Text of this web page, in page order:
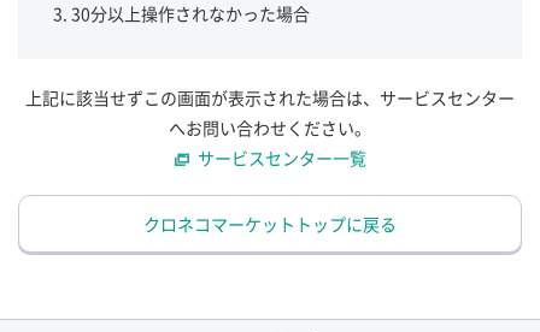
30分以上操作されなかった場合
上記に該当せずこの画面が表示された場合は、サービスセンター
へお問い合わせください。
サービスセンター一覧
クロネコマーケットトップに戻る